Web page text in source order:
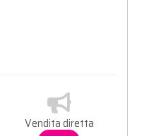
Vendita diretta